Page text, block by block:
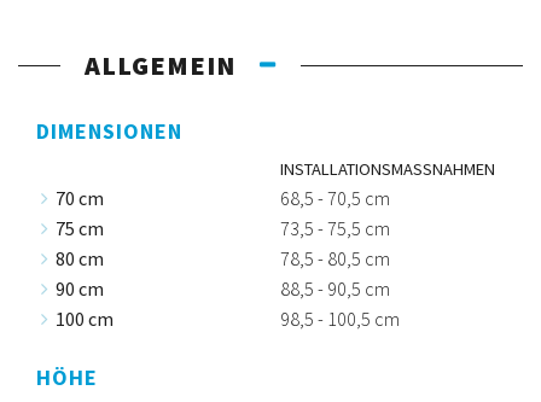
ALLGEMEIN
DIMENSIONEN
INSTALLATIONSMASSNAHMEN
70 cm
68,5 - 70,5 cm
75 cm
73,5 - 75,5 cm
80 cm
78,5 - 80,5 cm
90 cm
88,5 - 90,5 cm
100 cm
98,5 - 100,5 cm
HÖHE